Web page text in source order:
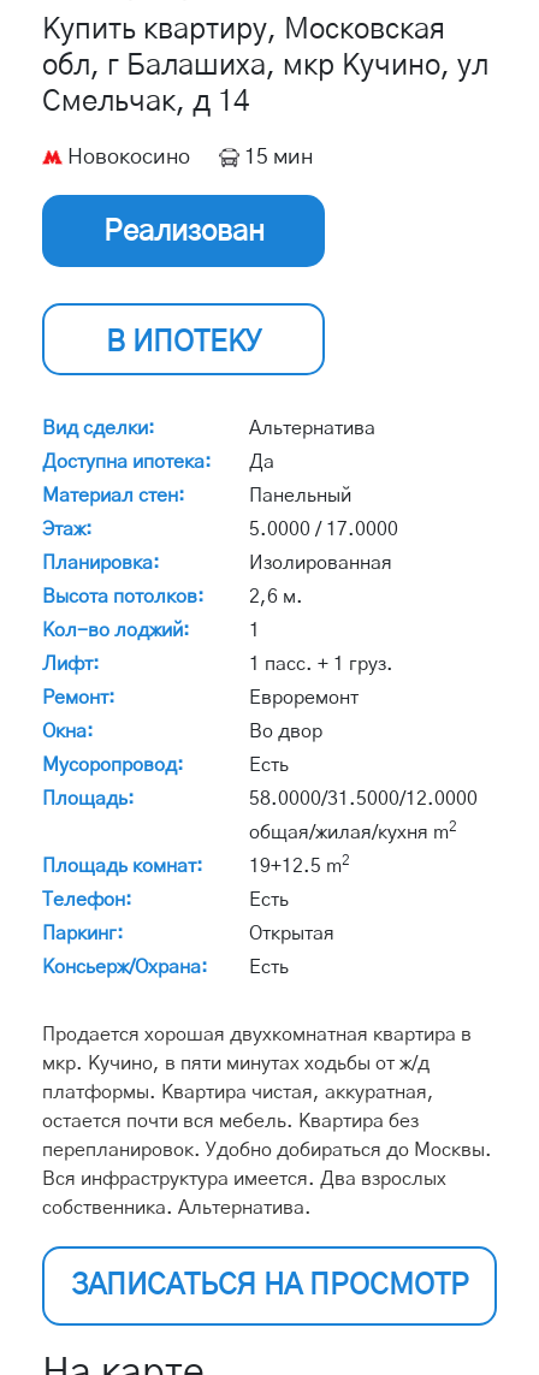
Купить квартиру, Московская
обл, г Балашиха, мкр Кучино, ул
Смельчак, д 14
Новокосино 15 мин
Реализован
В ИПОТЕКУ
Вид сделки:
Альтернатива
Доступна ипотека:
Да
Материал стен:
Панельный
Этаж:
5.0000 / 17.0000
Планировка:
Изолированная
Высота потолков:
2,6 м.
Кол-во лоджий:
1
Лифт:
1 пасс. + 1 груз.
Ремонт:
Евроремонт
Окна:
Во двор
Мусоропровод:
Есть
Площадь:
58.0000/31.5000/12.0000
общая/жилая/кухня m2
Площадь комнат: 19+12.5 m2
Телефон:
Есть
Паркинг:
Открытая
Консьерж/Охрана:
Есть
Продается хорошая двухкомнатная квартира в
мкр. Кучино, в пяти минутах ходьбы от ж/д
платформы. Квартира чистая, аккуратная,
остается почти вся мебель. Квартира без
перепланировок. Удобно добираться до Москвы.
Вся инфраструктура имеется. Два взрослых
собственника. Альтернатива.
ЗАПИСАТЬСЯ НА ПРОСМОТР